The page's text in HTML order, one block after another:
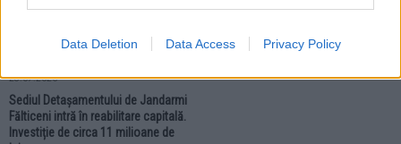
Data Deletion Data Access Privacy Policy
28.07.2026
Sediul Detașamentului de Jandarmi
Fălticeni intră în reabilitare capitală.
Investiție de circa 11 milioane de